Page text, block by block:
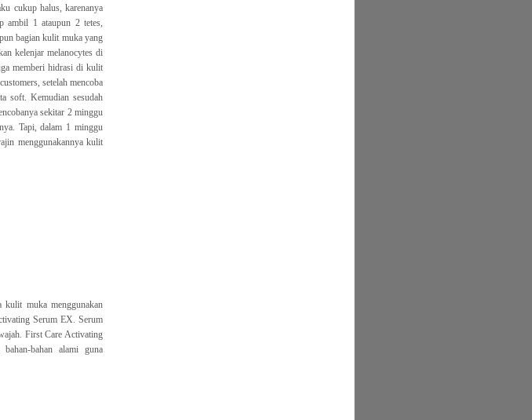
cukup halus, karenanya
ambil 1 ataupun 2 tetes,
bagian kulit muka yang
kelenjar melanocytes di
memberi hidrasi di kulit
setelah mencoba
soft. Kemudian sesudah
sekitar 2 minggu
Tapi, dalam 1 minggu
menggunakannya kulit
kulit muka menggunakan
Serum EX. Serum
First Care Activating
bahan alami guna